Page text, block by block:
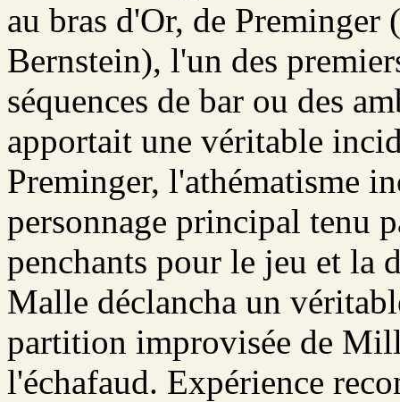
au bras d'Or, de
Bernstein), l'un des
séquences de bar ou des
apportait une véritable
Preminger, l'athématisme
personnage principal tenu
penchants pour le jeu et la
Malle déclancha un
partition improvisée de
l'échafaud. Expérience